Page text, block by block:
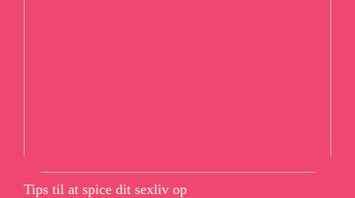
Tips til at spice dit sexliv op